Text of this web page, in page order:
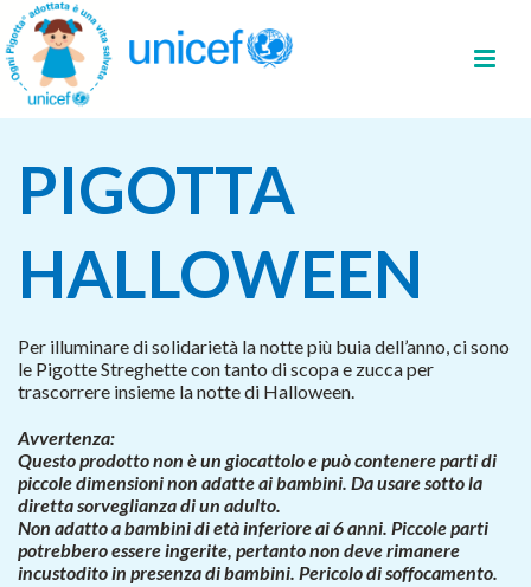
PIGOTTA
HALLOWEEN
Per illuminare di solidarietà la notte più buia dell’anno, ci sono
le Pigotte Streghette con tanto di scopa e zucca per
trascorrere insieme la notte di Halloween.
Avvertenza:
Questo prodotto non è un giocattolo e può contenere parti di
piccole dimensioni non adatte ai bambini. Da usare sotto la
diretta sorveglianza di un adulto.
Non adatto a bambini di età inferiore ai 6 anni. Piccole parti
potrebbero essere ingerite, pertanto non deve rimanere
incustodito in presenza di bambini. Pericolo di soffocamento.